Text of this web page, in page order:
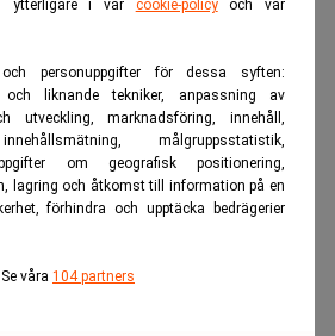
ytterligare i vår cookie-policyoch vår
personuppgifter för dessa syften:
och liknande tekniker, anpassning av
utveckling, marknadsföring, innehåll,
målgruppsstatistik,
om geografisk positionering,
lagring och åtkomst till information på en
förhindra och upptäcka bedrägerier
Se våra 104 partners
med högre upptaxering